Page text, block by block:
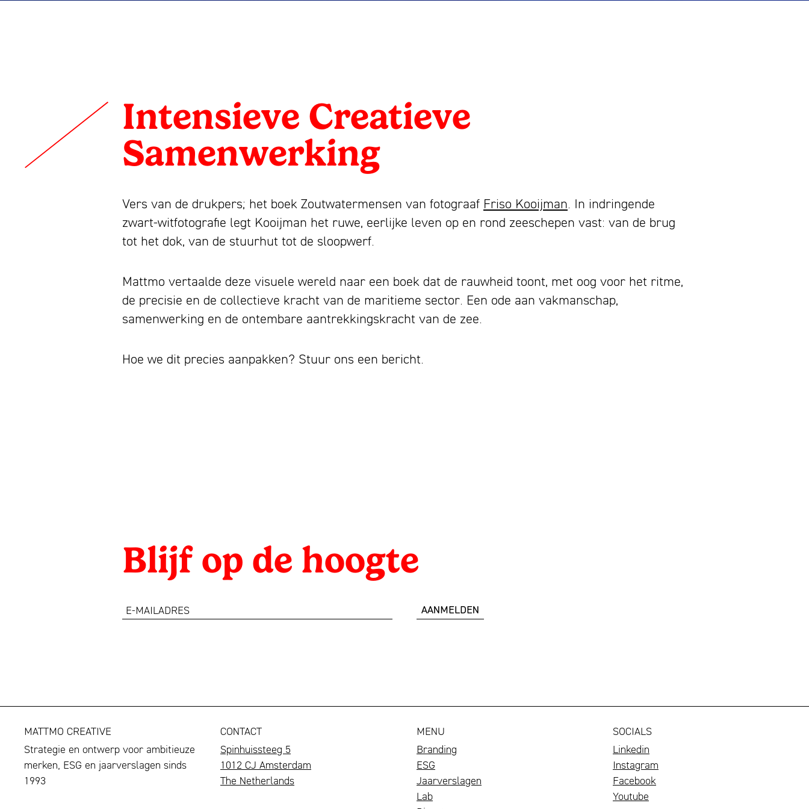
Creatieve
Samenwerking
Intensieve Creatieve
Samenwerking
Vers van de drukpers; het boek Zoutwatermensen van fotograaf Friso Kooijman. In indringende
zwart-witfotografie legt Kooijman het ruwe, eerlijke leven op en rond zeeschepen vast: van de brug
tot het dok, van de stuurhut tot de sloopwerf.
Mattmo vertaalde deze visuele wereld naar een boek dat de rauwheid toont, met oog voor het ritme,
de precisie en de collectieve kracht van de maritieme sector. Een ode aan vakmanschap,
samenwerking en de ontembare aantrekkingskracht van de zee.
Hoe we dit precies aanpakken? Stuur ons een bericht.
Blijf op de hoogte
e-
MATTMO CREATIVE
Strategie en ontwerp voor ambitieuze
merken, ESG en jaarverslagen sinds
1993
CONTACT
Spinhuissteeg 5
1012 CJ Amsterdam
The Netherlands
MENU
Branding
ESG
Jaarverslagen
Lab
SOCIALS
Linkedin
Instagram
Facebook
Youtube